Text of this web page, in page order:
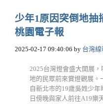
少年1原因突倒地抽
桃園電子報
2025-02-17 09:40:06 by 台灣線
2025台灣燈會盛大開展，
地的民眾前來賞燈觀展。
自新北市的19歲吳姓少年
日傍晚與家人前往A19樂